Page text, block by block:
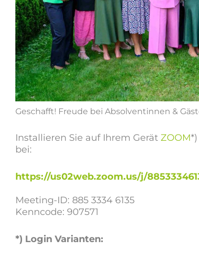
Geschafft! Freude bei Absolventinnen &
Installieren Sie auf Ihrem Gerät ZOOM
bei:
https://us02web.zoom.us/j/
Meeting-ID: 885 3334 6135
Kenncode: 907571
*) Login Varianten: